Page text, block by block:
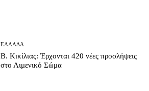
ΕΛΛΆΔΑ
Β. Κικίλιας: Έρχονται 420 νέες προσλήψεις
στο Λιμενικό Σώμα